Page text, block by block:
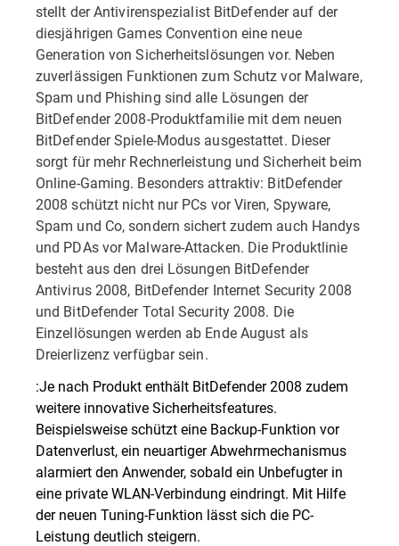
stellt der Antivirenspezialist BitDefender auf der
diesjährigen Games Convention eine neue
Generation von Sicherheitslösungen vor. Neben
zuverlässigen Funktionen zum Schutz vor Malware,
Spam und Phishing sind alle Lösungen der
BitDefender 2008-Produktfamilie mit dem neuen
BitDefender Spiele-Modus ausgestattet. Dieser
sorgt für mehr Rechnerleistung und Sicherheit beim
Online-Gaming. Besonders attraktiv: BitDefender
2008 schützt nicht nur PCs vor Viren, Spyware,
Spam und Co, sondern sichert zudem auch Handys
und PDAs vor Malware-Attacken. Die Produktlinie
besteht aus den drei Lösungen BitDefender
Antivirus 2008, BitDefender Internet Security 2008
und BitDefender Total Security 2008. Die
Einzellösungen werden ab Ende August als
Dreierlizenz verfügbar sein.
:Je nach Produkt enthält BitDefender 2008 zudem
weitere innovative Sicherheitsfeatures.
Beispielsweise schützt eine Backup-Funktion vor
Datenverlust, ein neuartiger Abwehrmechanismus
alarmiert den Anwender, sobald ein Unbefugter in
eine private WLAN-Verbindung eindringt. Mit Hilfe
der neuen Tuning-Funktion lässt sich die PC-
Leistung deutlich steigern.